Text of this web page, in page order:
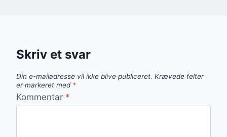
Skriv et svar
Din e-mailadresse vil ikke blive publiceret. Krævede felter
er markeret med *
Kommentar *